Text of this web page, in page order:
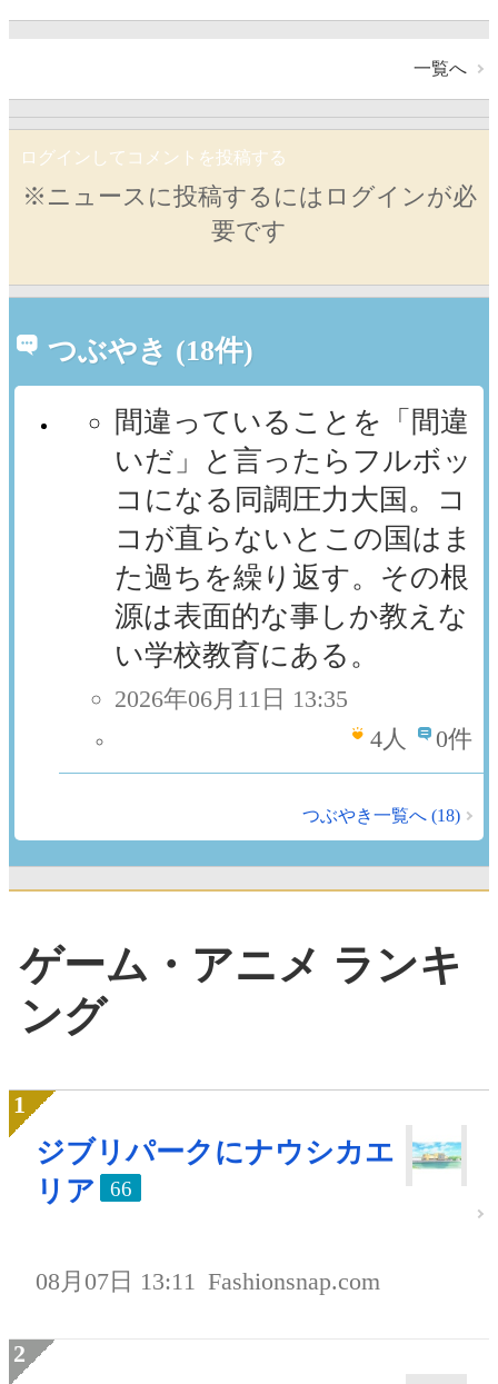
一覧へ
ログインしてコメントを投稿する
※ニュースに投稿するにはログインが必
要です
つぶやき (18件)
間違っていることを「間違
いだ」と言ったらフルボッ
コになる同調圧力大国。コ
コが直らないとこの国はま
た過ちを繰り返す。その根
源は表面的な事しか教えな
い学校教育にある。
2026年06月11日 13:35
4人 0件
つぶやき一覧へ (18)
ゲーム・アニメ ランキ
ング
ジブリパークにナウシカエ
リア
66
08月07日 13:11 Fashionsnap.com